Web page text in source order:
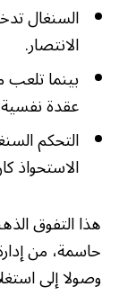
السنغال
الانتصار.
بينما
عقدة
التحكم
الاستحواذ
هذا التفوق
حاسمة، من
وصولا إلى